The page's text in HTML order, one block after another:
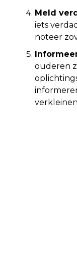
Meld
iets
noteer
ouderen